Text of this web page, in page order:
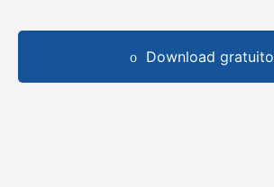
Download gratuito